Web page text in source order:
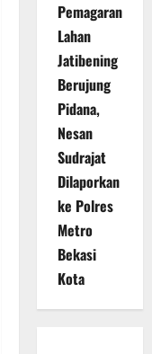
Pemagaran
Lahan
Jatibening
Berujung
Pidana,
Nesan
Sudrajat
Dilaporkan
ke Polres
Metro
Bekasi
Kota